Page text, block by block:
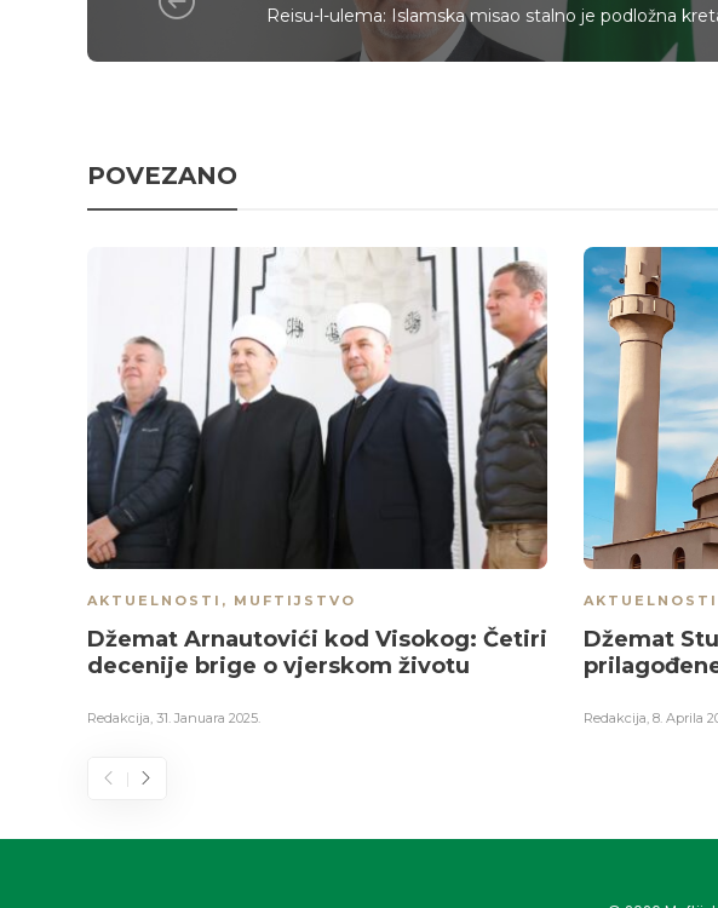
Reisu-l-ulema: Islamska misao stalno je podložna
POVEZANO
AKTUELNOSTI , MUFTIJSTVO
Džemat Arnautovići kod Visokog: Četiri
decenije brige o vjerskom životu
Redakcija 31. Januara 2025.
AKTUELNOSTI
Džemat
Redakcija 8. Aprila